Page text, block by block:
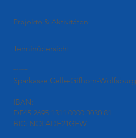
Blog
Projekte & Aktivitäten
Termine
Terminübersicht
Unsere Kontonummer
Sparkasse Celle-Gifhorn-Wolfsburg
IBAN:
DE45 2695 1311 0000 3030 81
BIC: NOLADE21GFW